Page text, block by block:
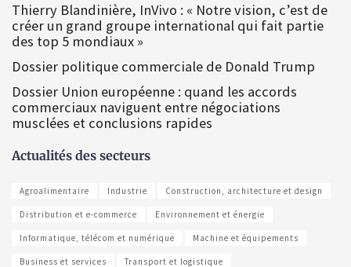
Thierry Blandinière, InVivo : « Notre vision, c’est de
créer un grand groupe international qui fait partie
des top 5 mondiaux »
Dossier politique commerciale de Donald Trump
Dossier Union européenne : quand les accords
commerciaux naviguent entre négociations
musclées et conclusions rapides
Actualités des secteurs
Agroalimentaire Industrie Construction, architecture et design
Distribution et e-commerce Environnement et énergie
Informatique, télécom et numérique Machine et équipements
Business et services Transport et logistique